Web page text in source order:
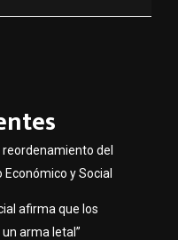
del
y Social
afirma que los
arma letal”